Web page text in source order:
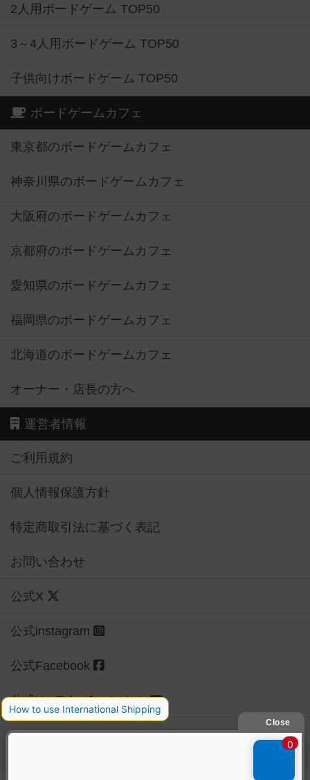
2人用ボードゲーム TOP50
3～4人用ボードゲーム TOP50
子供向けボードゲーム TOP50
ボードゲームカフェ
東京都のボードゲームカフェ
神奈川県のボードゲームカフェ
大阪府のボードゲームカフェ
京都府のボードゲームカフェ
愛知県のボードゲームカフェ
福岡県のボードゲームカフェ
北海道のボードゲームカフェ
オーナー・店長の方へ
運営者情報
ご利用規約
個人情報保護方針
特定商取引法に基づく表記
お問い合わせ
公式X
公式instagram
公式Facebook
公式YouTubeチャンネル
Copyright (c)